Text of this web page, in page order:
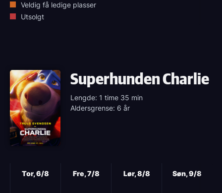
Veldig få ledige plasser
Utsolgt
Superhunden Charlie
Lengde: 1 time 35 min
Aldersgrense: 6 år
Tor, 6/8 Fre, 7/8 Lør, 8/8 Søn, 9/8